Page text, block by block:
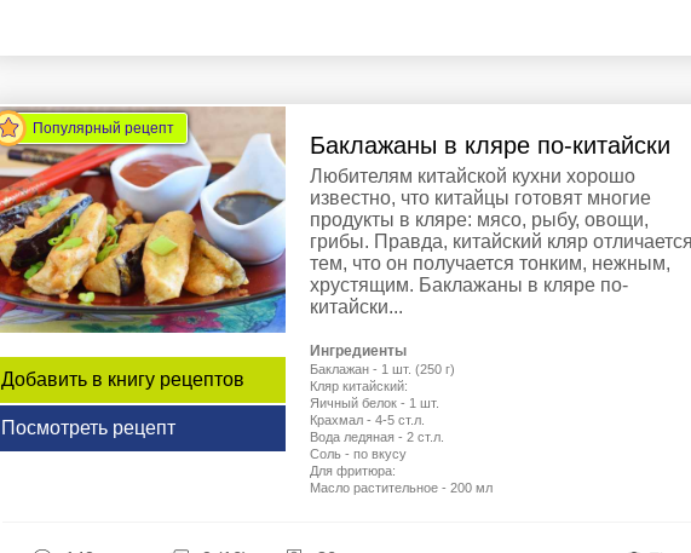
Популярный рецепт
Добавить в книгу рецептов
Посмотреть рецепт
Баклажаны в кляре по-китайски
Любителям китайской кухни хорошо
известно, что китайцы готовят многие
продукты в кляре: мясо, рыбу, овощи,
грибы. Правда, китайский кляр
тем, что он получается тонким, нежным,
хрустящим. Баклажаны в кляре по-
китайски...
Ингредиенты
Баклажан - 1 шт. (250 г)
Кляр китайский:
Яичный белок - 1 шт.
Крахмал - 4-5 ст.л.
Вода ледяная - 2 ст.л.
Соль - по вкусу
Для фритюра:
Масло растительное - 200 мл